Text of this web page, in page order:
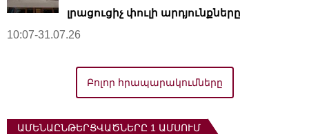
լրացուցիչ փուլի արդյունքները
10:07-31.07.26
Բոլոր հրապարակումները
ԱՄԵՆԱԸՆԹԵՐՑՎԱԾՆԵՐԸ 1 ԱՄՍՈՒՄ